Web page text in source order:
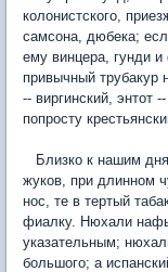
колонистского,
самсона, дюбека;
ему винцера, гунди
привычный трубакур
-- виргинский, энтот
попросту
Близко к нашим
жуков, при длинном
нос, те в тертый
фиалку. Нюхали
указательным;
большого; а